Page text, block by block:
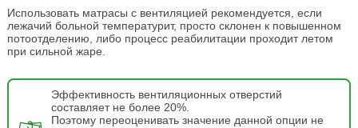
Использовать матрасы с вентиляцией рекомендуется, если
лежачий больной температурит, просто склонен к повышенном
потоотделению, либо процесс реабилитации проходит летом
при сильной жаре.
Эффективность вентиляционных отверстий
составляет не более 20%.
Поэтому переоценивать значение данной опции не